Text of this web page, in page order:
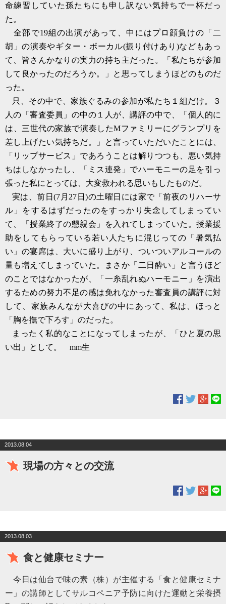
命練習していた孫たちにも申し訳ない気持ちで一杯だっ
た。
全部で19組の出演があって、中にはプロ顔負けの「二
胡」の演奏やギター・ボーカル(振り付けあり )などもあっ
て、皆さんかなりの実力の持ち主だった。「私たちが参加
して良かったのだろうか。」と思ってしまうほどのものだ
った。
只、その中で、家族ぐるみの参加が私たち１組だけ。３
人の「審査委員」の中の１人が、講評の中で、「個人的に
は、三世代の家族で演奏したMファミリーにグランプリを
差し上げたい気持ちだ。」と言っていただいたことには、
「リップサービス」であろうことは解りつつも、悪い気持
ちはしなかったし、「ミス連発」でハーモニーの足を引っ
張った私にとっては、大変救われる思いもしたものだ。
実は、前日(7 月 27 日)の土曜日には家で「前夜のリハーサ
ル」をするはずだったのをすっかり失念してしまってい
て、「授業終了の懇親会」を入れてしまっていた。授業援
助をしてもらっている若い人たちに混じっての「暑気払
い」の宴席は、大いに盛り上がり、ついついアルコールの
量も増えてしまっていた。まさか「二日酔い」と言うほど
のことではなかったが、「一糸乱れぬハーモニー」を演出
するための努力不足の感は免れなかった審査員の講評に対
して、家族みんなが大喜びの中にあって、私は、ほっと
「胸を撫で下ろす」のだった。
まったく私的なことになってしまったが、「ひと夏の思
い出」として。
mm生
2013.08.04
現場の方々との交流
2013.08.03
食と健康セミナー
今日は仙台で味の素（株）が主催する「食と健康セミナ
ー」の講師としてサルコペニア予防に向けた運動と栄養摂